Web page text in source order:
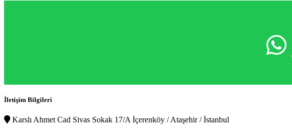
İletişim Bilgileri
Karslı Ahmet Cad Sivas Sokak 17/A İçerenköy / Ataşehir / İstanbul